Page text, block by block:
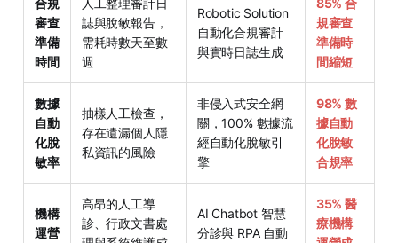
合規
審查
準備
時間
人工整理審計日
誌與脫敏報告，
需耗時數天至數
週
Robotic Solution
自動化合規審計
與實時日誌生成
85% 合
規審查
準備時
間縮短
數據
自動
化脫
敏率
抽樣人工檢查，
存在遺漏個人隱
私資訊的風險
非侵入式安全網
關，100% 數據流
經自動化脫敏引
擎
98% 數
據自動
化脫敏
合規率
機構
運營
高昂的人工導
診、行政文書處
AI Chatbot 智慧
分診與 RPA 自動
35% 醫
療機構